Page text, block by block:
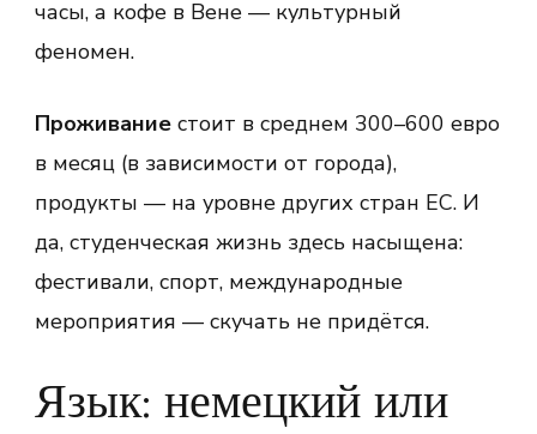
часы, а кофе в Вене — культурный
феномен.
Проживание стоит в среднем 300–600 евро
в месяц (в зависимости от города),
продукты — на уровне других стран ЕС. И
да, студенческая жизнь здесь насыщена:
фестивали, спорт, международные
мероприятия — скучать не придётся.
Язык: немецкий или